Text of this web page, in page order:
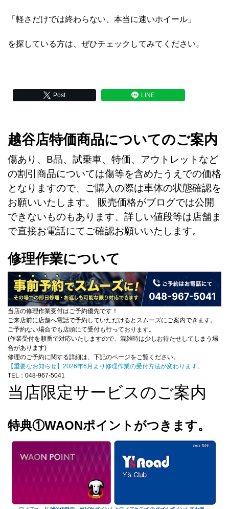
「軽さだけでは終わらない、本当に速いホイール」
を探している方は、ぜひチェックしてみてください。
Post LINE
越谷店特価商品についてのご案内
傷あり、B品、試乗車、特価、アウトレットなど
の割引商品については傷等を含めたうえでの価格
となりますので、ご購入の際は車体の状態確認を
お願いいたします。 販売価格がブログでは公開
できないものもあります、詳しい値段等は店舗ま
で直接お電話にてご確認お願いいたします。
修理作業について
当店の修理作業受付はご予約優先です！
ご来店前に店舗へ電話で予約していただけるとスムーズにご案内できます。
ご予約ない場合でも店頭にて受付も行っております。
(作業受付を順番で対応いたしますので、混雑時は少しお待たせしてしまう場
合があります)
修理のご予約に関する詳細は、下記のページをご覧ください。
【重要なお知らせ】2026年6月より修理作業の受付方法が変わります。
TEL：048-967-5041
当店限定サービスのご案内
特典①WAONポイントがつきます。